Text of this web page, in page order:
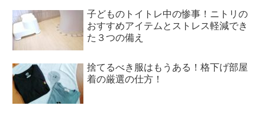
子どものトイトレ中の惨事！ニトリの
おすすめアイテムとストレス軽減でき
た３つの備え
捨てるべき服はもうある！格下げ部屋
着の厳選の仕方！